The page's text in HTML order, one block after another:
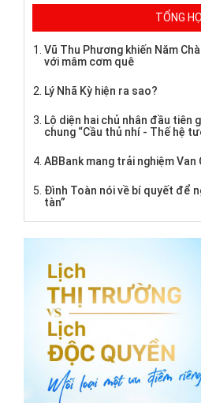
TỔNG
Vũ Thu Phương khiến Năm
với mâm cơm quê
Lý Nhã Kỳ hiện ra sao?
Lộ diện hai chủ nhân đầu tiên
chung “Cầu thủ nhí - Thế hệ
ABBank mang trải nghiệm
Đình Toàn nói về bí quyết để
tàn”